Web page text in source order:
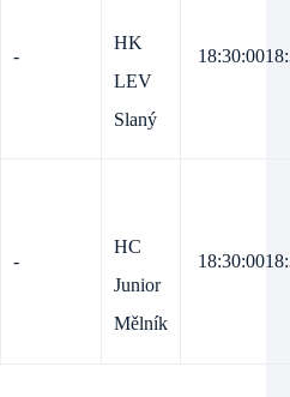
-
HK
LEV
Slaný
18:30:00
-
HC
Junior
Mělník
18:30:00